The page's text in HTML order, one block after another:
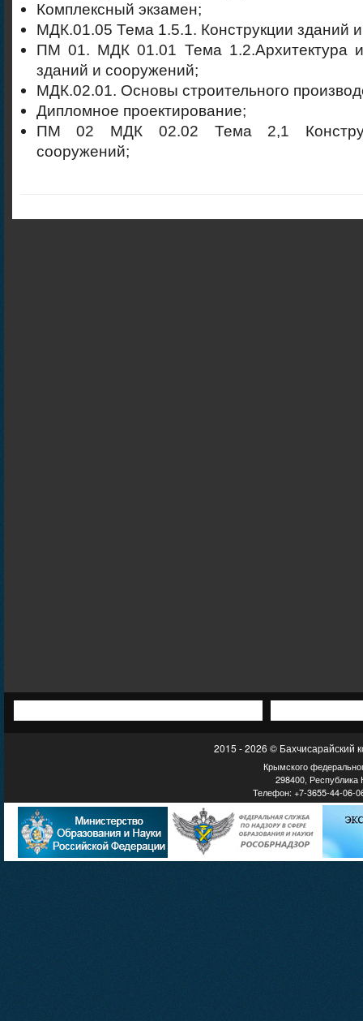
Комплексный экзамен;
МДК.01.05 Тема 1.5.1. Конструкции зданий
ПМ 01. МДК 01.01 Тема 1.2.Архитектура и
зданий и сооружений;
МДК.02.01. Основы строительного
Дипломное проектирование;
ПМ 02 МДК 02.02 Тема 2,1
сооружений;
2015 - 2026 © Бахчисарайский
Крымского
298400, Республика
Телефон: +7-3655-44-06-